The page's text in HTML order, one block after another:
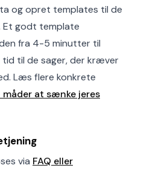
og opret templates til de
Et godt template
fra 4-5 minutter til
tid til de sager, der kræver
Læs flere konkrete
måder at sænke jeres
via FAQ eller